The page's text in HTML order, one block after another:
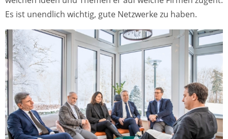
Es ist unendlich wichtig, gute Netzwerke zu haben.